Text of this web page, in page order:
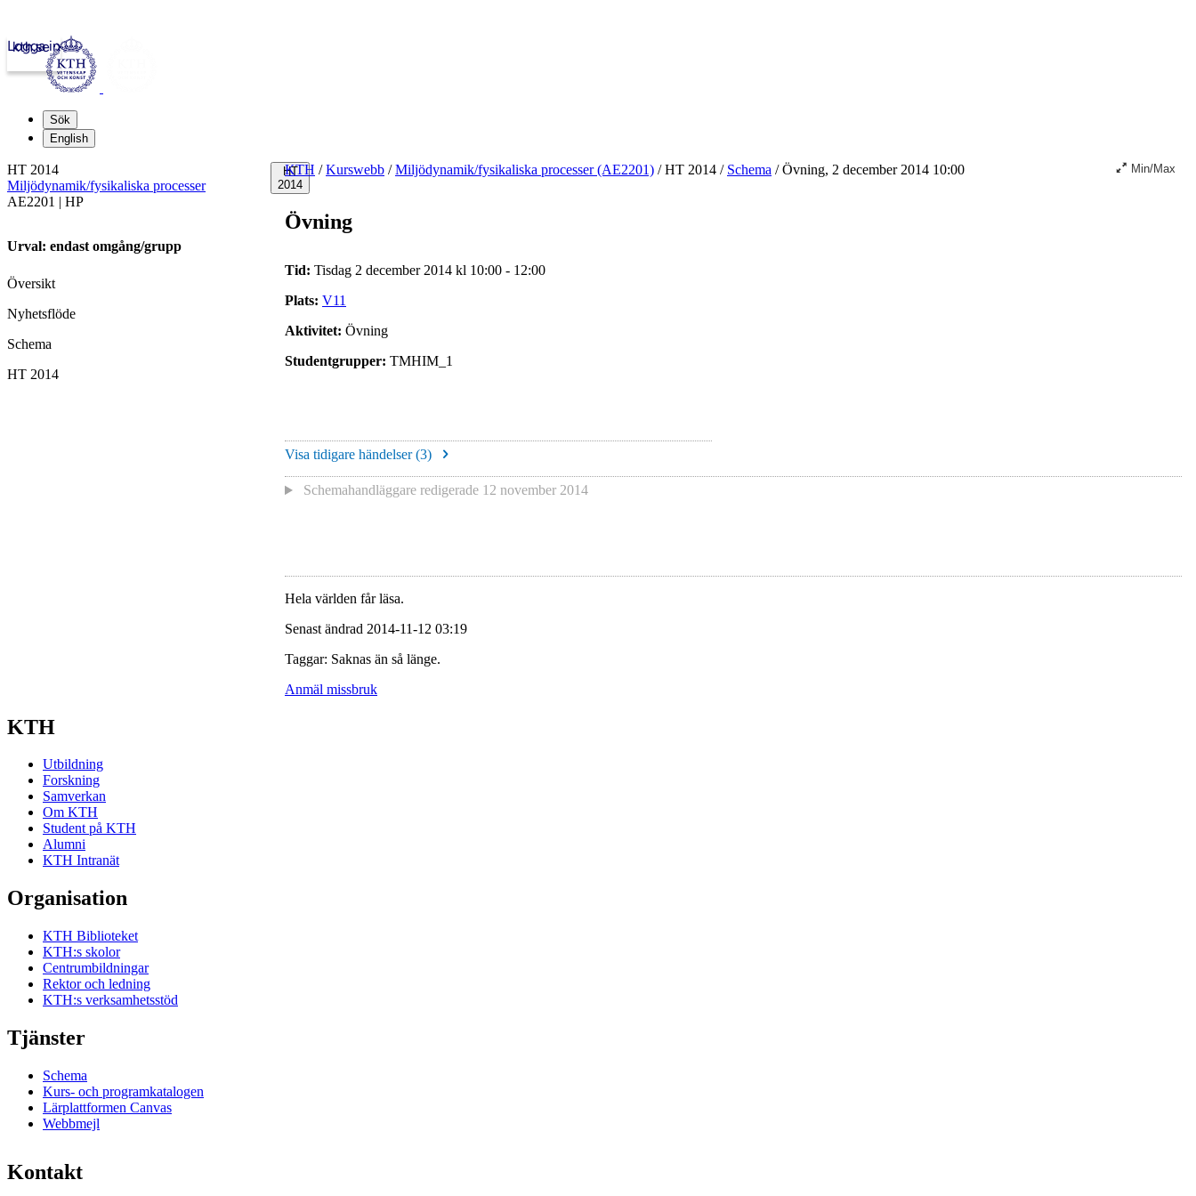
kth.se
Logga in
Sök
English
HT
2014
KTH / Kurswebb / Miljödynamik/fysikaliska processer (AE2201) /HT 2014 / Schema /Övning, 2 december 2014 10:00 Min/Max
Övning
Tid: Tisdag 2 december 2014 kl 10:00 - 12:00
Plats: V11
Aktivitet: Övning
Studentgrupper: TMHIM_1
Visa tidigare händelser (3)
Schemahandläggare redigerade 12 november 2014
Hela världen får läsa.
Senast ändrad 2014-11-12 03:19
Taggar: Saknas än så länge.
Anmäl missbruk
HT 2014
Miljödynamik/fysikaliska processer
AE2201 | HP
Urval: endast omgång/grupp
Översikt
Nyhetsflöde
Schema
HT 2014
KTH
Utbildning
Forskning
Samverkan
Om KTH
Student på KTH
Alumni
KTH Intranät
Organisation
KTH Biblioteket
KTH:s skolor
Centrumbildningar
Rektor och ledning
KTH:s verksamhetsstöd
Tjänster
Schema
Kurs- och programkatalogen
Lärplattformen Canvas
Webbmejl
Kontakt